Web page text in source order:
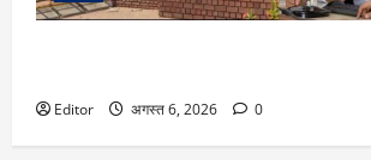
Editor अगस्त 6, 2026 0